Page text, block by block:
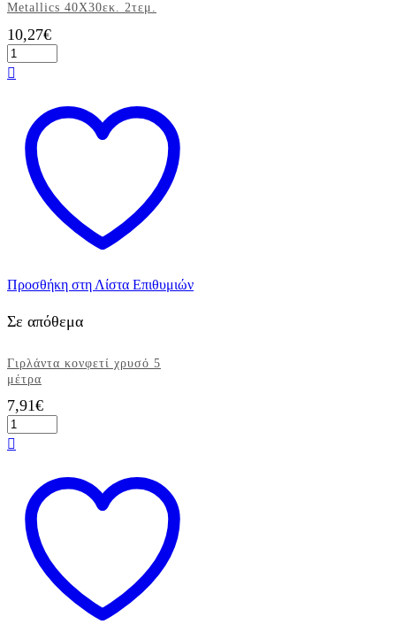
Metallics 40Χ30εκ. 2τεμ.
10,27€
Honeycomb
Baubles
Christmas
40Χ30εκ.
2τεμ.
ποσότητα
Προσθήκη στη Λίστα Επιθυμιών
Σε απόθεμα
Γιρλάντα κονφετί χρυσό 5
μέτρα
7,91€
Γιρλάντα
κονφετί
χρυσό
μέτρα
ποσότητα